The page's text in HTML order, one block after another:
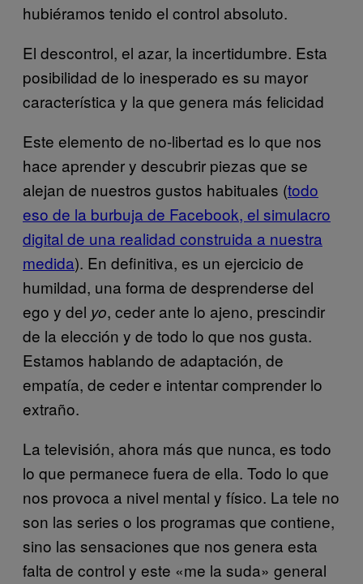
hubiéramos tenido el control absoluto.
El descontrol, el azar, la incertidumbre. Esta
posibilidad de lo inesperado es su mayor
característica y la que genera más felicidad
Este elemento de no-libertad es lo que nos
hace aprender y descubrir piezas que se
alejan de nuestros gustos habituales (todo
eso de la burbuja de Facebook, el simulacro
digital de una realidad construida a nuestra
medida). En definitiva, es un ejercicio de
humildad, una forma de desprenderse del
ego y del yo, ceder ante lo ajeno, prescindir
de la elección y de todo lo que nos gusta.
Estamos hablando de adaptación, de
empatía, de ceder e intentar comprender lo
extraño.
La televisión, ahora más que nunca, es todo
lo que permanece fuera de ella. Todo lo que
nos provoca a nivel mental y físico. La tele no
son las series o los programas que contiene,
sino las sensaciones que nos genera esta
falta de control y este «me la suda» general